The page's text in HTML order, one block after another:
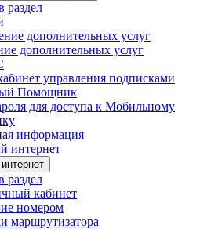
раздел
дополнительных услуг
дополнительных услуг
управления подписками
Помощник
для доступа к Мобильному
информация
интернет
раздел
кабинет
номером
маршрутизатора